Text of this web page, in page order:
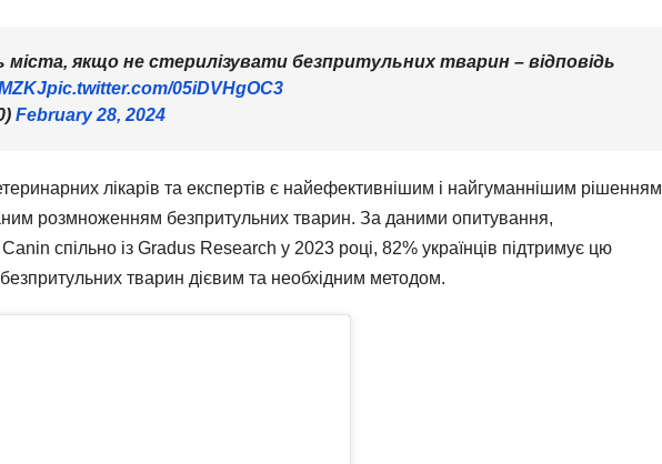
якщо не стерилізувати безпритульних тварин – відповідь
pic.twitter.com/05iDVHgOC3
February 28, 2024
лікарів та експертів є найефективнішим і найгуманнішим рішенням
розмноженням безпритульних тварин. За даними опитування,
спільно із Gradus Research у 2023 році, 82% українців підтримує цю
тварин дієвим та необхідним методом.